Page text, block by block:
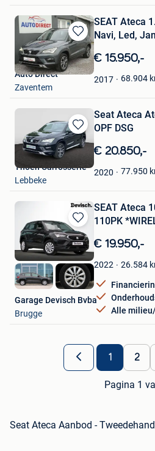
Bewaren
in
Mijn
Favorieten
SEAT Ateca
Navi, Led,
€ 15.950,-
2017 68.904
Auto Direct
Zaventem
Bewaren
in
Favorieten
Seat Ateca
OPF DSG
€ 20.850,-
2020 77.950
Thoen Carrosserie
Lebbeke
Bewaren
in
Mijn
Favorieten
SEAT Ateca
110PK
€ 19.950,-
2022 26.584
Alle
Garage Devisch Bvba
Brugge
1 2
Pagina 1
Seat Ateca Aanbod -